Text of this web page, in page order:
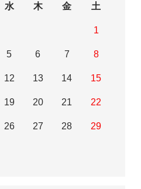
水 木 金 土
1
5 6 7 8
12 13 14 15
19 20 21 22
26 27 28 29